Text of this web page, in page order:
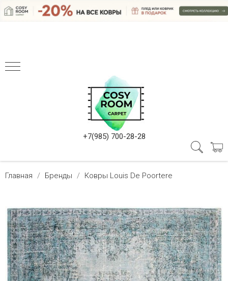
+7(985) 700-28-28
Главная Бренды Ковры Louis De Poortere